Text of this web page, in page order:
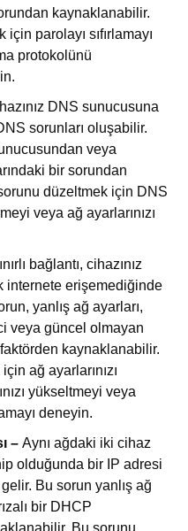
kaynaklanabilir.
parolayı sıfırlamayı
protokolünü
DNS sunucusuna
sorunları oluşabilir.
veya
bir sorundan
düzeltmek için DNS
veya ağ ayarlarınızı
bağlantı, cihazınız
internete erişemediğinde
yanlış ağ ayarları,
veya güncel olmayan
kaynaklanabilir.
ağ ayarlarınızı
yükseltmeyi veya
deneyin.
– Aynı ağdaki iki cihaz
olduğunda bir IP adresi
Bu sorun yanlış ağ
bir DHCP